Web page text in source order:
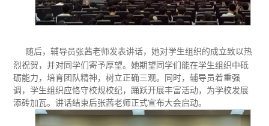
随后，辅导员张茜老师发表讲话，她对学生组织的成立致以热
烈祝贺，并对同学们寄予厚望。她期望同学们能在学生组织中砥
砺能力，培育团队精神，树立正确三观。同时，辅导员着重强
调，学生组织应恪守校规校纪，踊跃开展丰富活动，为学校发展
添砖加瓦。讲话结束后张茜老师正式宣布大会启动。